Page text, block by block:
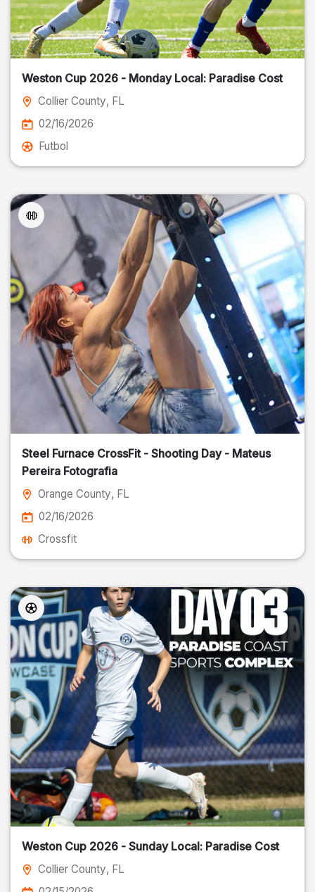
Weston Cup 2026 - Monday Local: Paradise Cost
Collier County, FL
02/16/2026
Futbol
Steel Furnace CrossFit - Shooting Day - Mateus
Pereira Fotografia
Orange County, FL
02/16/2026
Crossfit
Weston Cup 2026 - Sunday Local: Paradise Cost
Collier County, FL